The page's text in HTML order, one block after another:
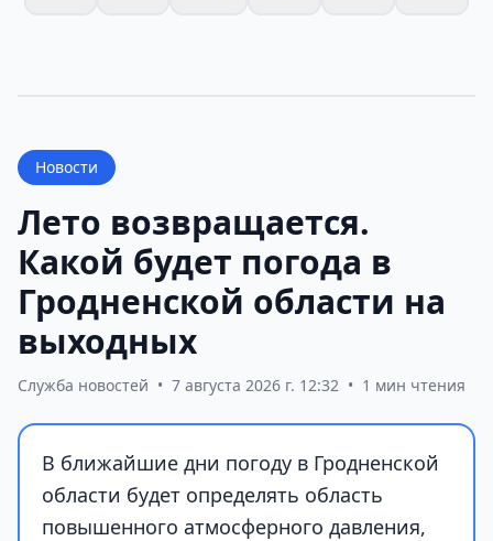
Новости
Лето возвращается.
Какой будет погода в
Гродненской области на
выходных
Служба новостей • 7 августа 2026 г. 12:32 • 1 мин чтения
В ближайшие дни погоду в Гродненской
области будет определять область
повышенного атмосферного давления,